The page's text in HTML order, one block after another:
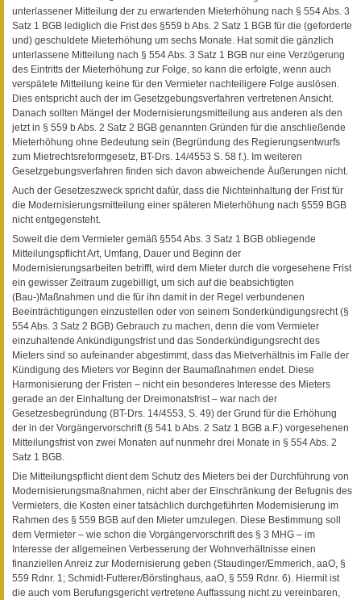
unterlassener Mitteilung der zu erwartenden Mieterhöhung nach § 554 Abs. 3
Satz 1 BGB lediglich die Frist des §559 b Abs. 2 Satz 1 BGB für die (geforderte
und) geschuldete Mieterhöhung um sechs Monate. Hat somit die gänzlich
unterlassene Mitteilung nach § 554 Abs. 3 Satz 1 BGB nur eine Verzögerung
des Eintritts der Mieterhöhung zur Folge, so kann die erfolgte, wenn auch
verspätete Mitteilung keine für den Vermieter nachteiligere Folge auslösen.
Dies entspricht auch der im Gesetzgebungsverfahren vertretenen Ansicht.
Danach sollten Mängel der Modernisierungsmitteilung aus anderen als den
jetzt in § 559 b Abs. 2 Satz 2 BGB genannten Gründen für die anschließende
Mieterhöhung ohne Bedeutung sein (Begründung des Regierungsentwurfs
zum Mietrechtsreformgesetz, BT-Drs. 14/4553 S. 58 f.). Im weiteren
Gesetzgebungsverfahren finden sich davon abweichende Äußerungen nicht.
Auch der Gesetzeszweck spricht dafür, dass die Nichteinhaltung der Frist für
die Modernisierungsmitteilung einer späteren Mieterhöhung nach §559 BGB
nicht entgegensteht.
Soweit die dem Vermieter gemäß §554 Abs. 3 Satz 1 BGB obliegende
Mitteilungspflicht Art, Umfang, Dauer und Beginn der
Modernisierungsarbeiten betrifft, wird dem Mieter durch die vorgesehene Frist
ein gewisser Zeitraum zugebilligt, um sich auf die beabsichtigten
(Bau-)Maßnahmen und die für ihn damit in der Regel verbundenen
Beeinträchtigungen einzustellen oder von seinem Sonderkündigungsrecht (§
554 Abs. 3 Satz 2 BGB) Gebrauch zu machen, denn die vom Vermieter
einzuhaltende Ankündigungsfrist und das Sonderkündigungsrecht des
Mieters sind so aufeinander abgestimmt, dass das Mietverhältnis im Falle der
Kündigung des Mieters vor Beginn der Baumaßnahmen endet. Diese
Harmonisierung der Fristen – nicht ein besonderes Interesse des Mieters
gerade an der Einhaltung der Dreimonatsfrist – war nach der
Gesetzesbegründung (BT-Drs. 14/4553, S. 49) der Grund für die Erhöhung
der in der Vorgängervorschrift (§ 541 b Abs. 2 Satz 1 BGB a.F.) vorgesehenen
Mitteilungsfrist von zwei Monaten auf nunmehr drei Monate in § 554 Abs. 2
Satz 1 BGB.
Die Mitteilungspflicht dient dem Schutz des Mieters bei der Durchführung von
Modernisierungsmaßnahmen, nicht aber der Einschränkung der Befugnis des
Vermieters, die Kosten einer tatsächlich durchgeführten Modernisierung im
Rahmen des § 559 BGB auf den Mieter umzulegen. Diese Bestimmung soll
dem Vermieter – wie schon die Vorgängervorschrift des § 3 MHG – im
Interesse der allgemeinen Verbesserung der Wohnverhältnisse einen
finanziellen Anreiz zur Modernisierung geben (Staudinger/Emmerich, aaO, §
559 Rdnr. 1; Schmidt-Futterer/Börstinghaus, aaO, § 559 Rdnr. 6). Hiermit ist
die auch vom Berufungsgericht vertretene Auffassung nicht zu vereinbaren,